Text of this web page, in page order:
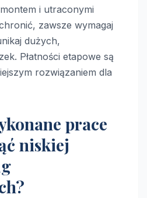
i utraconymi
zawsze wymagaj
dużych,
Płatności etapowe są
rozwiązaniem dla
prace
niskiej